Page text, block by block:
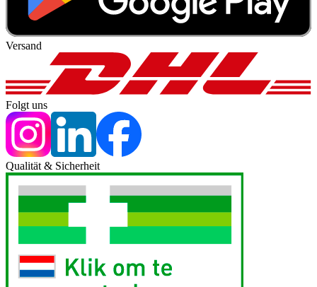
Versand
Folgt uns
Qualität & Sicherheit